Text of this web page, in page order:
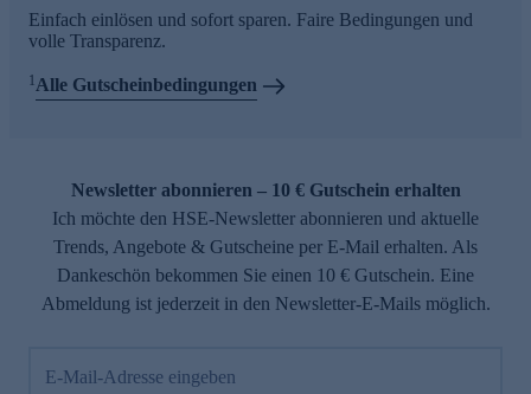
Einfach einlösen und sofort sparen. Faire Bedingungen und
volle Transparenz.
1Alle Gutscheinbedingungen
Newsletter abonnieren – 10 € Gutschein erhalten
Ich möchte den HSE-Newsletter abonnieren und aktuelle
Trends, Angebote & Gutscheine per E-Mail erhalten. Als
Dankeschön bekommen Sie einen 10 € Gutschein. Eine
Abmeldung ist jederzeit in den Newsletter-E-Mails möglich.
E-Mail-Adresse eingeben